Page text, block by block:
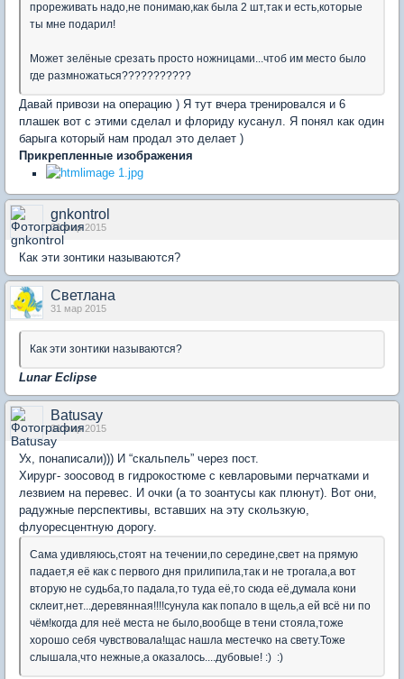
прореживать надо,не понимаю,как была 2 шт,так и есть,которые
ты мне подарил!
Может зелёные срезать просто ножницами...чтоб им место было
где размножаться???????????
Давай привози на операцию ) Я тут вчера тренировался и 6
плашек вот с этими сделал и флориду кусанул. Я понял как один
барыга который нам продал это делает )
Прикрепленные изображения
gnkontrol
31 мар 2015
Как эти зонтики называются?
Светлана
31 мар 2015
Как эти зонтики называются?
Lunar Eclipse
Batusay
31 мар 2015
Ух, понаписали))) И “скальпель” через пост.
Хирург- зоосовод в гидрокостюме с кевларовыми перчатками и
лезвием на перевес. И очки (а то зоантусы как плюнут). Вот они,
радужные перспективы, вставших на эту скользкую,
флуоресцентную дорогу.
Сама удивляюсь,стоят на течении,по середине,свет на прямую
падает,я её как с первого дня прилипила,так и не трогала,а вот
вторую не судьба,то падала,то туда её,то сюда её,думала кони
склеит,нет...деревянная!!!!сунула как попало в щель,а ей всё ни по
чём!когда для неё места не было,вообще в тени стояла,тоже
хорошо себя чувствовала!щас нашла местечко на свету.Тоже
слышала,что нежные,а оказалось....дубовые! :) :)